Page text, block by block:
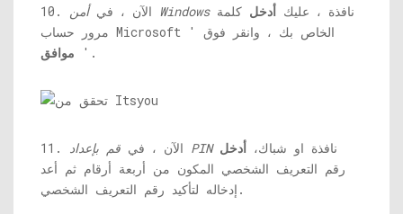
10. الآن ، في أمن Windows نافذة ، عليك أدخل كلمة
مرور حساب Microsoft الخاص بك ، وانقر فوق '
موافق '.
11. الآن ، في قم بإعداد PIN نافذة او شباك، أدخل
رقم التعريف الشخصي المكون من أربعة أرقام ثم أعد
إدخاله لتأكيد رقم التعريف الشخصي.